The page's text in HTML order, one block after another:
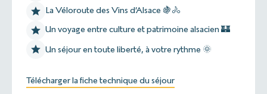
La Véloroute des Vins d’Alsace 🍇🚴
Un voyage entre culture et patrimoine alsacien 🏰
Un séjour en toute liberté, à votre rythme 🌞
Télécharger la fiche technique du séjour